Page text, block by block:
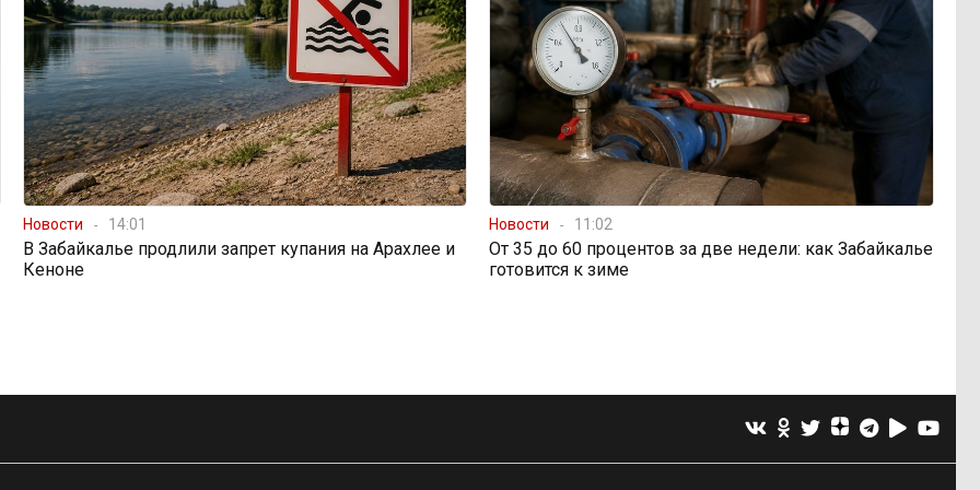
Новости 14:01
В Забайкалье продлили запрет купания на Арахлее и
Кеноне
Новости 11:02
От 35 до 60 процентов за две недели: как Забайкалье
готовится к зиме